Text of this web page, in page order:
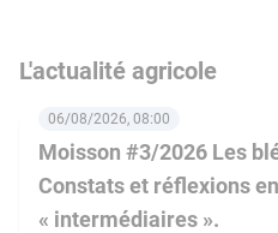
L'actualité agricole
Moisson #3/2026 Les
Constats et réflexions
« intermédiaires ».
06/08/2026, 08:00